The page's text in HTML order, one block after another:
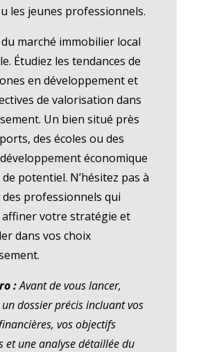
les jeunes professionnels.
du marché immobilier local
Étudiez les tendances de
en développement et
de valorisation dans
Un bien situé près
des écoles ou des
économique
potentiel. N’hésitez pas à
professionnels qui
votre stratégie et
dans vos choix
:Avant de vous lancer,
dossier précis incluant vos
vos objectifs
et une analyse détaillée du